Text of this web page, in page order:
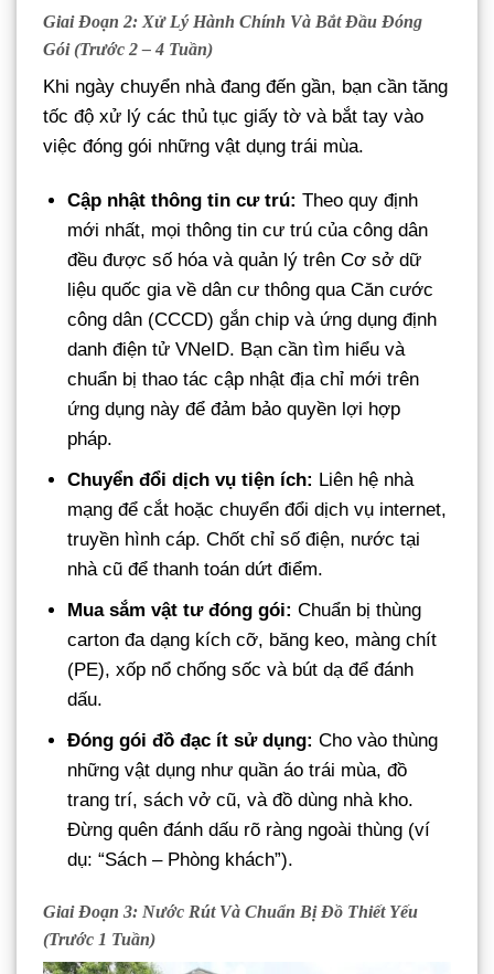
Giai Đoạn 2: Xử Lý Hành Chính Và Bắt Đầu Đóng
Gói (Trước 2 – 4 Tuần)
Khi ngày chuyển nhà đang đến gần, bạn cần tăng
tốc độ xử lý các thủ tục giấy tờ và bắt tay vào
việc đóng gói những vật dụng trái mùa.
Cập nhật thông tin cư trú: Theo quy định
mới nhất, mọi thông tin cư trú của công dân
đều được số hóa và quản lý trên Cơ sở dữ
liệu quốc gia về dân cư thông qua Căn cước
công dân (CCCD) gắn chip và ứng dụng định
danh điện tử VNeID. Bạn cần tìm hiểu và
chuẩn bị thao tác cập nhật địa chỉ mới trên
ứng dụng này để đảm bảo quyền lợi hợp
pháp.
Chuyển đổi dịch vụ tiện ích: Liên hệ nhà
mạng để cắt hoặc chuyển đổi dịch vụ internet,
truyền hình cáp. Chốt chỉ số điện, nước tại
nhà cũ để thanh toán dứt điểm.
Mua sắm vật tư đóng gói: Chuẩn bị thùng
carton đa dạng kích cỡ, băng keo, màng chít
(PE), xốp nổ chống sốc và bút dạ để đánh
dấu.
Đóng gói đồ đạc ít sử dụng: Cho vào thùng
những vật dụng như quần áo trái mùa, đồ
trang trí, sách vở cũ, và đồ dùng nhà kho.
Đừng quên đánh dấu rõ ràng ngoài thùng (ví
dụ: “Sách – Phòng khách”).
Giai Đoạn 3: Nước Rút Và Chuẩn Bị Đồ Thiết Yếu
(Trước 1 Tuần)